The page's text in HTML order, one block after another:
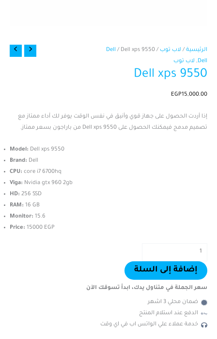
الرئيسية / لاب توب /
Dell / Dell xps 9550
Dell
, لاب توب
Dell xps 9550
EGP15,000.00
إذا أردت الحصول على جهاز قوي وأنيق في نفس الوقت يوفر لك أداء ممتاز مع
تصميم مدمج فيمكنك الحصول على Dell xps 9550 من باراجون بسعر ممتاز.
Model: Dell xps 9550
Brand: Dell
CPU: core i7 6700hq
Viga: Nvidia gtx 960 2gb
HD: 256 SSD
RAM: 16 GB
Monitor: 15.6
Price: 15000 EGP
كمية
Dell
xps
إضافة إلى السلة
سعر الجملة في متناول يدك، ابدأ تسوقك الآن
ضمان محلي 3 اشهر
الدفع عند استلام المنتج
خدمة عملاء علي الواتس اب في اي وقت